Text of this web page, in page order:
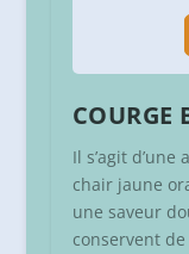
COURGE
Il s’agit
chair jaune
une saveur
conservent